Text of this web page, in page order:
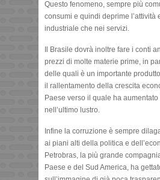
Questo fenomeno, sempre più
consumi e quindi deprime l’attività
industriale che nei servizi.
Il Brasile dovrà inoltre fare i conti
prezzi di molte materie prime, in
delle quali è un importante
il rallentamento della crescita
Paese verso il quale ha
nell’ultimo lustro.
Infine la corruzione è sempre
ai piani alti della politica e
Petrobras, la più grande
Paese e del Sud America, ha